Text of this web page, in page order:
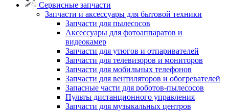
Сервисные запчасти
Запчасти и аксессуары для бытовой техники
Запчасти для пылесосов
Аксессуары для фотоаппаратов и
видеокамер
Запчасти для утюгов и отпаривателей
Запчасти для телевизоров и мониторов
Запчасти для мобильных телефонов
Запчасти для вентиляторов и обогревателей
Запасные части для роботов-пылесосов
Пульты дистанционного управления
Запчасти для музыкальных центров